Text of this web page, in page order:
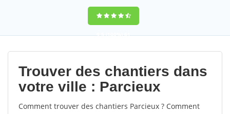
9,5(100%)61
votes
Trouver des chantiers dans
votre ville : Parcieux
Comment trouver des chantiers Parcieux ? Comment